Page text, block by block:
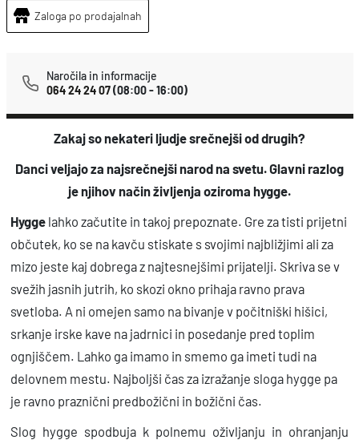
m
e
b
e
g
a
Zaloga po prodajalnah
Naročila in informacije
064 24 24 07(08:00 - 16:00)
Zakaj so nekateri ljudje srečnejši od drugih?
Danci veljajo za najsrečnejši narod na svetu. Glavni razlog
je njihov način življenja oziroma hygge.
Hyggelahko začutite in takoj prepoznate. Gre za tisti prijetni
občutek, ko se na kavču stiskate s svojimi najbližjimi ali za
mizo jeste kaj dobrega z najtesnejšimi prijatelji. Skriva se v
svežih jasnih jutrih, ko skozi okno prihaja ravno prava
svetloba. A ni omejen samo na bivanje v počitniški hišici,
srkanje irske kave na jadrnici in posedanje pred toplim
ognjiščem. Lahko ga imamo in smemo ga imeti tudi na
delovnem mestu. Najboljši čas za izražanje sloga hygge pa
je ravno praznični predbožični in božični čas.
Slog hygge spodbuja k polnemu oživljanju in ohranjanju